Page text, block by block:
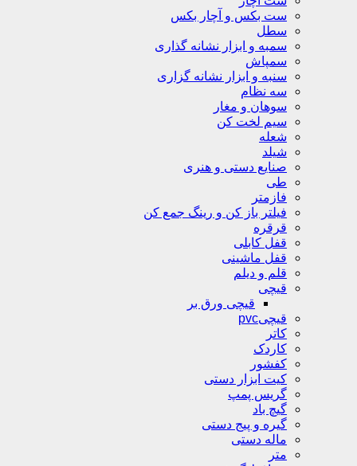
ست بکس و آچار بکس
سطل
سمبه و ابزار نشانه گذاری
سمپاش
سنبه و ابزار نشانه گزاری
سه نظام
سوهان و مغار
سیم لخت کن
شعله
شیلد
صنایع دستی و هنری
طی
فازمتر
فیلتر باز کن و رینگ جمع کن
قرقره
قفل کابلی
قفل ماشینی
قلم و دیلم
قیچی
قیچی ورق بر
قیچیpvc
کاتر
کاردک
کفشور
کیت ابزار دستی
گریس پمپ
گیچ باد
گیره و پیج دستی
ماله دستی
متر